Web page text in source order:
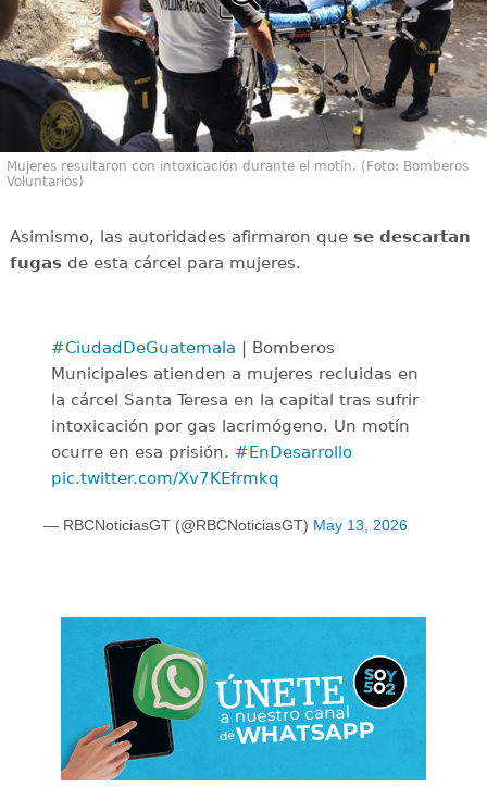
Mujeres resultaron con intoxicación durante el motín. (Foto: Bomberos
Voluntarios)
Asimismo, las autoridades afirmaron que se descartan
fugasde esta cárcel para mujeres.
#CiudadDeGuatemala | Bomberos
Municipales atienden a mujeres recluidas en
la cárcel Santa Teresa en la capital tras sufrir
intoxicación por gas lacrimógeno. Un motín
ocurre en esa prisión. #EnDesarrollo
pic.twitter.com/Xv7KEfrmkq
— RBCNoticiasGT (@RBCNoticiasGT) May 13, 2026